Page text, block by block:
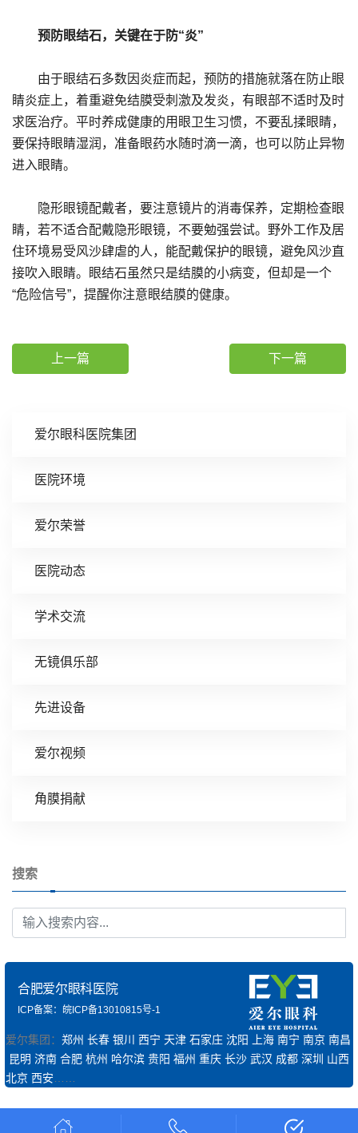
爱尔眼科医院集团
医院环境
爱尔荣誉
医院动态
学术交流
无镜俱乐部
先进设备
爱尔视频
角膜捐献
搜索
预防眼结石，关键在于防“炎”
由于眼结石多数因炎症而起，预防的措施就落在防止眼
睛炎症上，着重避免结膜受刺激及发炎，有眼部不适时及时
求医治疗。平时养成健康的用眼卫生习惯，不要乱揉眼睛，
要保持眼睛湿润，准备眼药水随时滴一滴，也可以防止异物
进入眼睛。
隐形眼镜配戴者，要注意镜片的消毒保养，定期检查眼
睛，若不适合配戴隐形眼镜，不要勉强尝试。野外工作及居
住环境易受风沙肆虐的人，能配戴保护的眼镜，避免风沙直
接吹入眼睛。眼结石虽然只是结膜的小病变，但却是一个
“危险信号”，提醒你注意眼结膜的健康。
上一篇 下一篇
合肥爱尔眼科医院
ICP备案：皖ICP备13010815号-1
爱尔集团： 郑州 长春 银川 西宁 天津 石家庄 沈阳 上海 南宁 南京 南昌
昆明 济南 合肥 杭州 哈尔滨 贵阳 福州 重庆 长沙 武汉 成都 深圳 山西
北京 西安